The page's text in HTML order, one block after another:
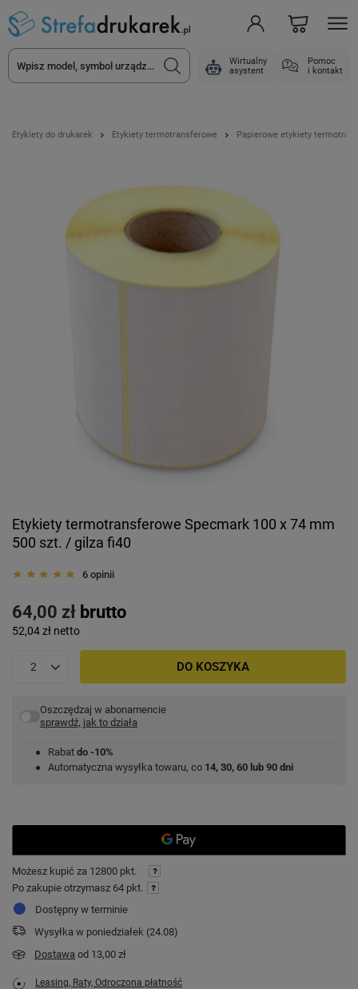
Wirtualny
asystent
Pomoc
i kontakt
Etykiety do drukarek Etykiety termotransferowe Papierowe etykiety
Etykiety termotransferowe Specmark 100 x 74 mm
500 szt. / gilza fi40
6 opinii
64,00 zł brutto
52,04 zł netto
DO KOSZYKA
Oszczędzaj w abonamencie
sprawdź, jak to działa
Rabat do -10%
Automatyczna wysyłka towaru, co 14, 30, 60 lub 90 dni
Możesz kupić za 12800 pkt.
Po zakupie otrzymasz 64 pkt.
Dostępny w terminie
Wysyłka w poniedziałek (24.08)
Dostawa od 13,00 zł
Leasing, Raty, Odroczona płatność